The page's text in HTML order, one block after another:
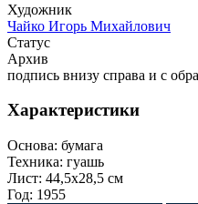
Художник
Чайко Игорь Михайлович
Статус
Архив
подпись внизу справа и с
Характеристики
Основа: бумага
Техника: гуашь
Лист: 44,5х28,5 см
Год: 1955